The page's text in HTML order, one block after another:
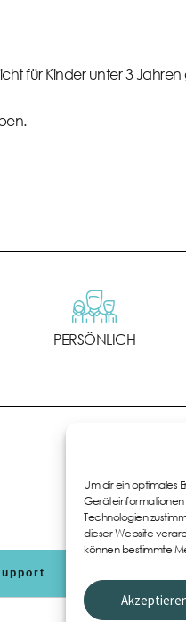
Um dir ein optimales
Geräteinformationen
Technologien
dieser Website
können bestimmte
für Kinder unter 3
PERSÖNLICH